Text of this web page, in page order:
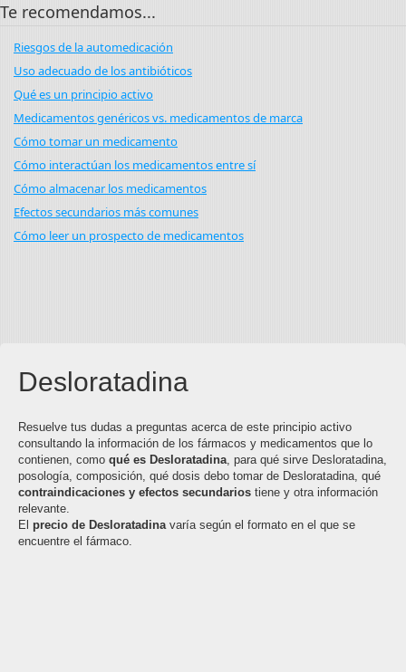
Te recomendamos...
Riesgos de la automedicación
Uso adecuado de los antibióticos
Qué es un principio activo
Medicamentos genéricos vs. medicamentos de marca
Cómo tomar un medicamento
Cómo interactúan los medicamentos entre sí
Cómo almacenar los medicamentos
Efectos secundarios más comunes
Cómo leer un prospecto de medicamentos
Desloratadina
Resuelve tus dudas a preguntas acerca de este principio activo
consultando la información de los fármacos y medicamentos que lo
contienen, como qué es Desloratadina, para qué sirve Desloratadina,
posología, composición, qué dosis debo tomar de Desloratadina, qué
contraindicaciones y efectos secundarios tiene y otra información
relevante.
El precio de Desloratadinavaría según el formato en el que se
encuentre el fármaco.